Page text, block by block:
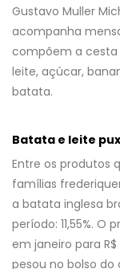
Gustavo Muller
acompanha
compõem a cesta
leite, açúcar,
batata.
Batata e leite
Entre os produtos
famílias
a batata inglesa
período: 11,55%. O
em janeiro para
pesou no bolso